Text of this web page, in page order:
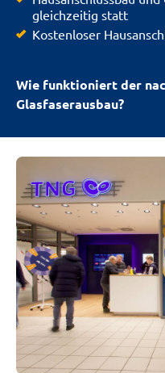
gleichzeitig statt
Kostenloser
Wie funktioniert der
Glasfaserausbau?